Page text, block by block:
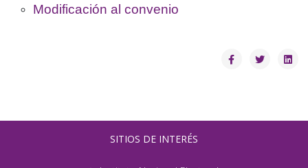
Modificación al convenio
SITIOS DE INTERÉS